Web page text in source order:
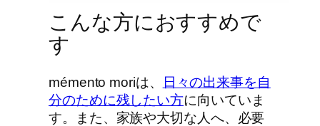
こんな方におすすめで
す
mémento moriは、
日々の出来事を自
分のために残したい方に向いていま
す。また、家族や大切な人へ、必要